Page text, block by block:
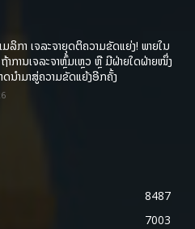
ມລິກາ ເຈລະຈາຍຸດຕິຄວາມຂັດແຍ່ງ! ພາຍໃນ
ການເຈລະຈາຫຼົ້ມເຫຼວ ຫຼື ມີຝ່າຍໃດຝ່າຍໜຶ່ງ
ດນໍາມາສູ່ຄວາມຂັດແຍ້ງອີກຄັ້ງ
8487
7003